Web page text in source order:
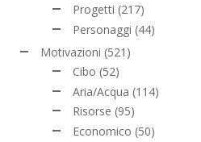
Progetti (217)
Personaggi (44)
Motivazioni (521)
Cibo (52)
Aria/Acqua (114)
Risorse (95)
Economico (50)